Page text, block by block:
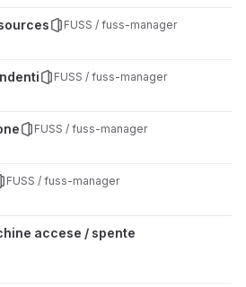
FUSS / fuss-manager
FUSS / fuss-manager
FUSS / fuss-manager
FUSS / fuss-manager
accese / spente